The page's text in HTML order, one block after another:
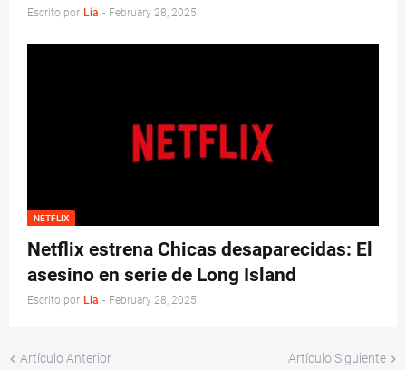
Escrito por Lia - February 28, 2025
NETFLIX
Netflix estrena Chicas desaparecidas: El
asesino en serie de Long Island
Escrito por Lia - February 28, 2025
Artículo Anterior Artículo Siguiente